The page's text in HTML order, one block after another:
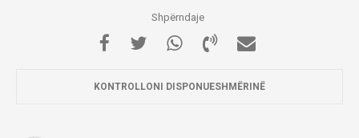
Shpërndaje
KONTROLLONI DISPONUESHMËRINË